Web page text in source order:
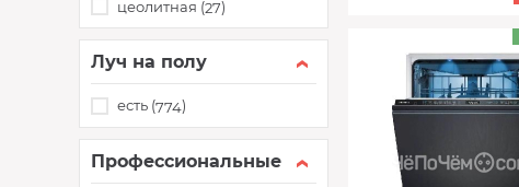
цеолитная (27)
Луч на полу
есть (774)
Профессиональные